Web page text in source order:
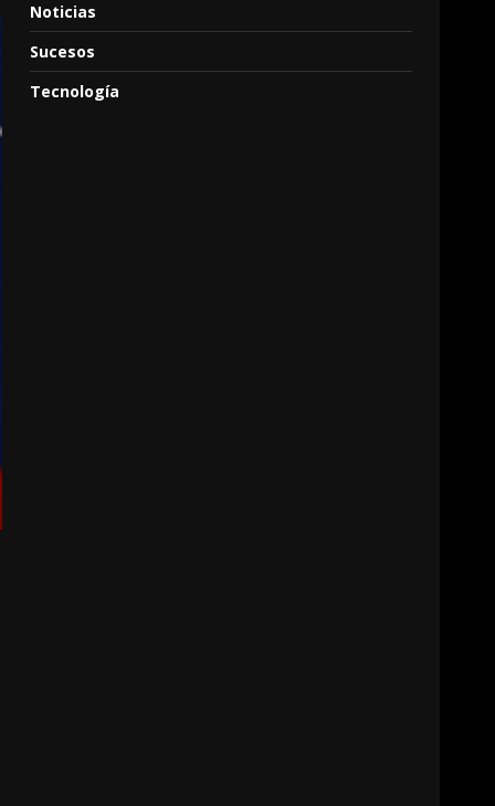
Noticias
Sucesos
Tecnología